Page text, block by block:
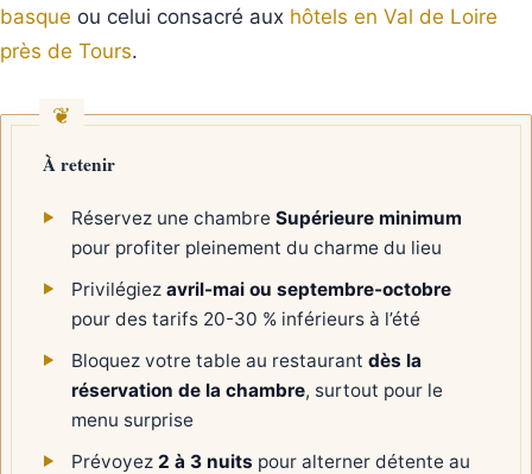
basque ou celui consacré aux hôtels en Val de Loire
près de Tours.
À retenir
Réservez une chambreSupérieure minimum
pour profiter pleinement du charme du lieu
Privilégiezavril-mai ou septembre-octobre
pour des tarifs 20-30 % inférieurs à l’été
Bloquez votre table au restaurantdès la
réservation de la chambre, surtout pour le
menu surprise
Prévoyez2 à 3 nuits pour alterner détente au